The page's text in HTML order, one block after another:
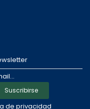
Suscribirse
de privacidad